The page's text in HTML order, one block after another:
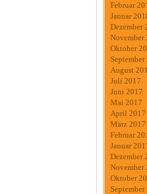
Februar
Januar
Dezember
November
Oktober
September
August
Juli 2017
Juni 2017
Mai 2017
April 2017
März 2017
Februar
Januar
Dezember
November
Oktober
September